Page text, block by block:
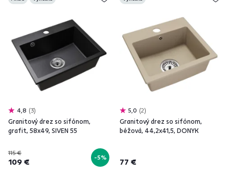
4,8 3
Granitový drez so sifónom,
grafit, 58x49, SIVEN 55
115 €
109 € -5%
5,0 2
Granitový drez so sifónom,
béžová, 44,2x41,5, DONYK
77 €